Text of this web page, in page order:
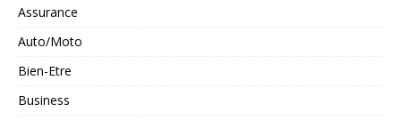
Assurance
Auto/Moto
Bien-Etre
Business